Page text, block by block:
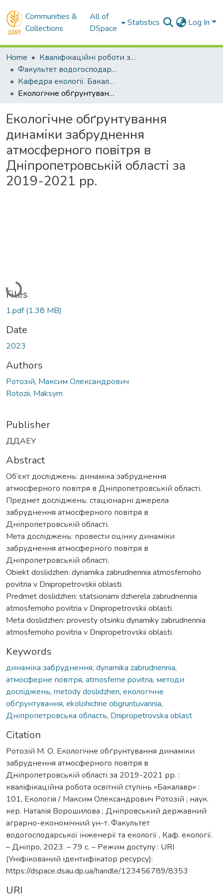
Communities &
Collections
All of
DSpace
Statistics Log In
Home
Кваліфікаційні роботи здобувачів вищої освіти
Факультет водогосподарської інженерії та екології
Кафедра екології. Бакалаври
Екологічне обґрунтування динаміки забруднення атмосферного повітря в Дніпропетровській області за 2019-2021 рр.
Екологічне обґрунтування
динаміки забруднення
атмосферного повітря в
Дніпропетровській області за
2019-2021 рр.
Loading...
Files
1.pdf(1.38 MB)
Date
2023
Authors
Ротозій, Максим Олександрович
Rotozii, Maksym
Publisher
ДДАЕУ
Abstract
Об’єкт досліджень: динаміка забруднення
атмосферного повітря в Дніпропетровській області.
Предмет досліджень: стаціонарні джерела
забруднення атмосферного повітря в
Дніпропетровській області.
Мета досліджень: провести оцінку динаміки
забруднення атмосферного повітря в
Дніпропетровській області.
Obiekt doslidzhen: dynamika zabrudnennia atmosfernoho
povitria v Dnipropetrovskii oblasti.
Predmet doslidzhen: statsionarni dzherela zabrudnennia
atmosfernoho povitria v Dnipropetrovskii oblasti.
Meta doslidzhen: provesty otsinku dynamiky zabrudnennia
atmosfernoho povitria v Dnipropetrovskii oblasti.
Keywords
динаміка забруднення, dynamika zabrudnennia,
атмосферне повітря, atmosferne povitria, методи
досліджень, metody doslidzhen, екологічне
обґрунтування, ekolohichne obgruntuvanniа,
Дніпропетровська область, Dnipropetrovska oblast
Citation
Ротозій М. О. Екологічне обґрунтування динаміки
забруднення атмосферного повітря в
Дніпропетровській області за 2019-2021 рр. :
кваліфікаційна робота освітній ступінь «Бакалавр» :
101, Екологія / Максим Олександрович Ротозій ; наук.
кер. Наталія Ворошилова ; Дніпровський державний
аграрно-економічний ун-т. Факультет
водогосподарської інженерії та екології , Каф. екології.
– Дніпро, 2023. – 79 с. – Режим доступу : URI
(Уніфікований ідентифікатор ресурсу):
https://dspace.dsau.dp.ua/handle/123456789/8353
URI